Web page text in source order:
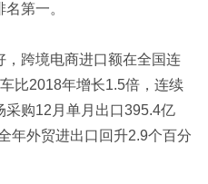
第一。
，跨境电商进口额在全国连
比2018年增长1.5倍，连续
采购12月单月出口395.4亿
年外贸进出口回升2.9个百分